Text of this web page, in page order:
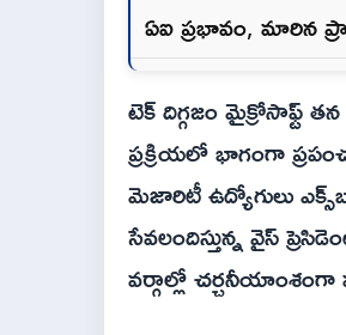
ఏఐ ప్రభావం, మారిన
టెక్ దిగ్గజం మైక్రోసాఫ్ట్
ప్రక్రియలో భాగంగా
మెజారిటీ ఉద్యోగులు
సేవలందిస్తున్న వైస్
వర్గాల్లో